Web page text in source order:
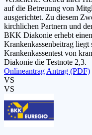
auf die Betreuung von
ausgerichtet. Zu diesem
kirchlichen Partnern und
BKK Diakonie erhebt
Krankenkassenbeitrag
Krankenkassentest von
Diakonie die Testnote 2,3.
Onlineantrag Antrag (PDF)
VS
VS